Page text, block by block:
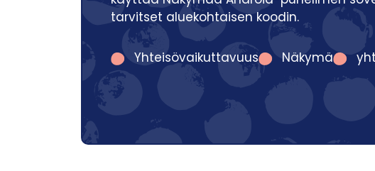
tarvitset aluekohtaisen koodin.
Yhteisövaikuttavuus Näkymä